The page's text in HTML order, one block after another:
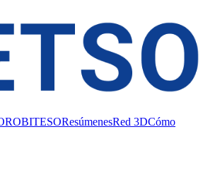
BITESOResúmenesRed 3DCómo